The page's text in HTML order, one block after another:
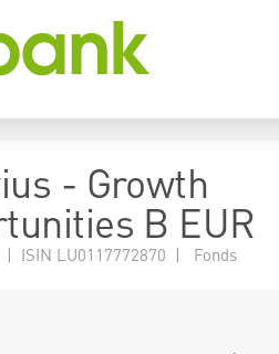
- Growth
B EUR
| ISIN LU0117772870 | Fonds